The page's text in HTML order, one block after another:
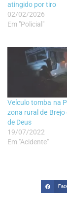
atingido por tiro
02/02/2026
Em "Policial"
Veículo tomba na
zona rural de Brejo
de Deus
19/07/2022
Em "Acidente"